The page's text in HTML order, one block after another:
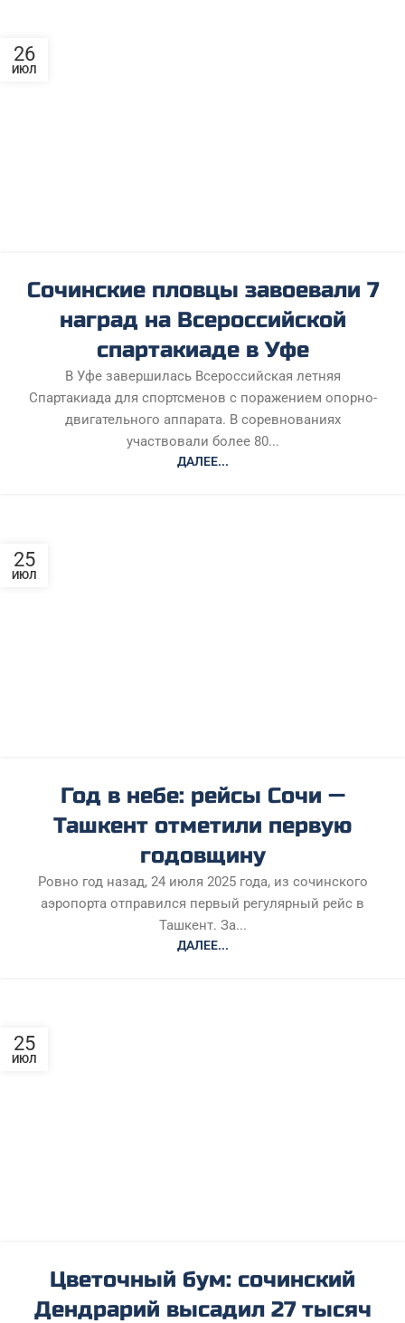
26
ИЮЛ
Сочинские пловцы завоевали 7
наград на Всероссийской
спартакиаде в Уфе
В Уфе завершилась Всероссийская летняя
Спартакиада для спортсменов с поражением опорно-
двигательного аппарата. В соревнованиях
участвовали более 80...
ДАЛЕЕ...
25
ИЮЛ
Год в небе: рейсы Сочи —
Ташкент отметили первую
годовщину
Ровно год назад, 24 июля 2025 года, из сочинского
аэропорта отправился первый регулярный рейс в
Ташкент. За...
ДАЛЕЕ...
25
ИЮЛ
Цветочный бум: сочинский
Дендрарий высадил 27 тысяч